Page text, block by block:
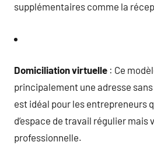
supplémentaires comme la
Domiciliation virtuelle : Ce
principalement une adresse
est idéal pour les entrepreneurs
d’espace de travail régulier mais
professionnelle.